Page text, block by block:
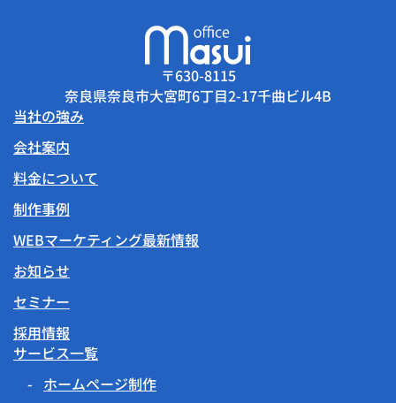
〒630-8115
奈良県奈良市大宮町6丁目2-17千曲ビル4B
当社の強み
会社案内
料金について
制作事例
WEBマーケティング最新情報
お知らせ
セミナー
採用情報
サービス一覧
ホームページ制作